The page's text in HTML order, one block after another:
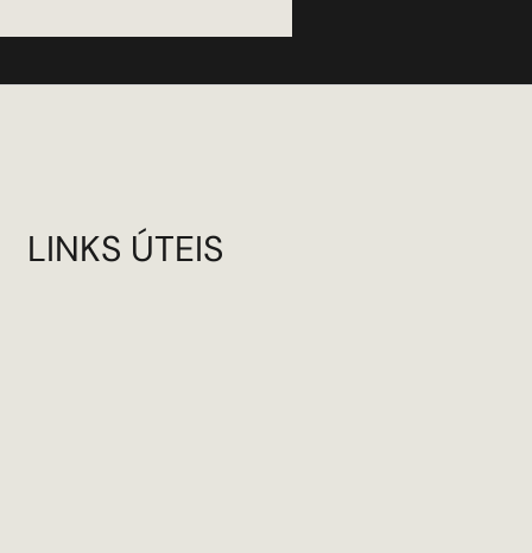
LINKS ÚTEIS